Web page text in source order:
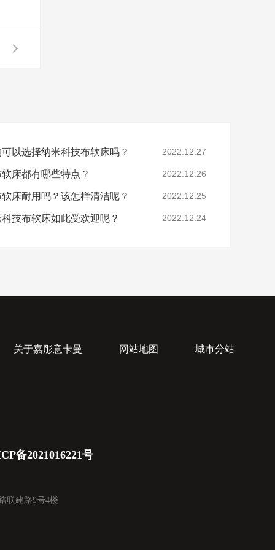
以选择纳米科技布软床吗？ 2022.12.27
床都有哪些特点？ 2022.12.26
床耐用吗？该怎样清洁呢？ 2022.12.25
技布软床如此受欢迎呢？ 2022.12.24
关于嘉彤意卡曼 网站地图 城市分站
备2021016221号
联建路9号4楼